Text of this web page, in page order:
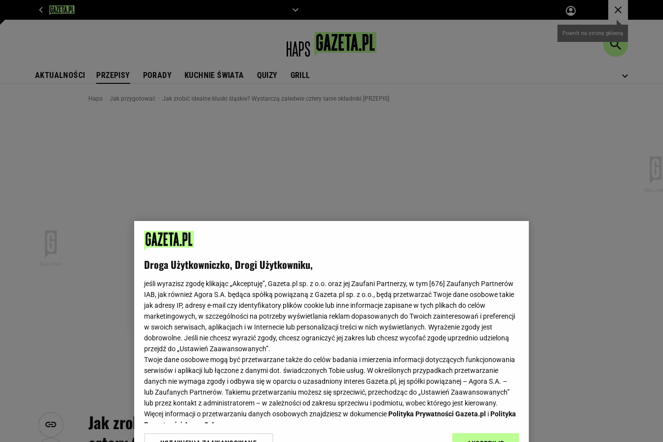
AKTUALNOŚCI PRZEPISY PORADY KUCHNIE ŚWIATA QUIZY GRILL
Haps Jak przygotować Jak zrobić idealne kluski śląskie? Wystarczą zaledwie cztery tanie składniki [PRZEPIS]
Jak zrobić idealne kluski śląskie? Wystarczą zaledwie
Droga Użytkowniczko, Drogi Użytkowniku,
jeśli wyrazisz zgodę klikając „Akceptuję”, Gazeta.pl sp. z o.o. oraz jej Zaufani Partnerzy, w tym [676] Zaufanych Partnerów
IAB, jak również Agora S.A. będąca spółką powiązaną z Gazeta.pl sp. z o.o., będą przetwarzać Twoje dane osobowe takie
jak adresy IP, adresy e-mail czy identyfikatory plików cookie lub inne informacje zapisane w tych plikach do celów
marketingowych, w szczególności na potrzeby wyświetlania reklam dopasowanych do Twoich zainteresowań i preferencji
w swoich serwisach, aplikacjach i w Internecie lub personalizacji treści w nich wyświetlanych. Wyrażenie zgody jest
dobrowolne. Jeśli nie chcesz wyrazić zgody, chcesz ograniczyć jej zakres lub chcesz wycofać zgodę uprzednio udzieloną
przejdź do „Ustawień Zaawansowanych”.
Twoje dane osobowe mogą być przetwarzane także do celów badania i mierzenia informacji dotyczących funkcjonowania
serwisów i aplikacji lub łączone z danymi dot. świadczonych Tobie usług. W określonych przypadkach przetwarzanie
danych nie wymaga zgody i odbywa się w oparciu o uzasadniony interes Gazeta.pl, jej spółki powiązanej – Agora S.A. –
lub Zaufanych Partnerów. Takiemu przetwarzaniu możesz się sprzeciwić, przechodząc do „Ustawień Zaawansowanych”
lub przez kontakt z administratorem – w zależności od zakresu sprzeciwu i podmiotu, wobec którego jest kierowany.
Więcej informacji o przetwarzaniu danych osobowych znajdziesz w dokumenciePolityka Prywatności Gazeta.pl iPolityka
Prywatności Agora S.A.